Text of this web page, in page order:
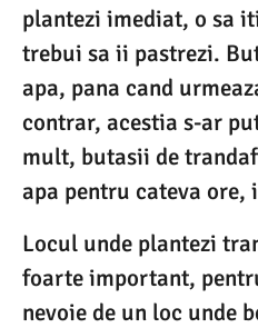
plantezi imediat, o sa
trebui sa ii pastrezi.
apa, pana cand
contrar, acestia s-ar
mult, butasii de
apa pentru cateva ore,
Locul unde plantezi
foarte important,
nevoie de un loc unde